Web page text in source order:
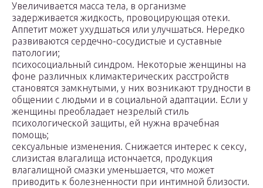
Увеличивается масса тела, в организме
задерживается жидкость, провоцирующая отеки.
Аппетит может ухудшаться или улучшаться. Нередко
развиваются сердечно-сосудистые и суставные
патологии;
психосоциальный синдром. Некоторые женщины на
фоне различных климактерических расстройств
становятся замкнутыми, у них возникают трудности в
общении с людьми и в социальной адаптации. Если у
женщины преобладает незрелый стиль
психологической защиты, ей нужна врачебная
помощь;
сексуальные изменения. Снижается интерес к сексу,
слизистая влагалища истончается, продукция
влагалищной смазки уменьшается, что может
приводить к болезненности при интимной близости.